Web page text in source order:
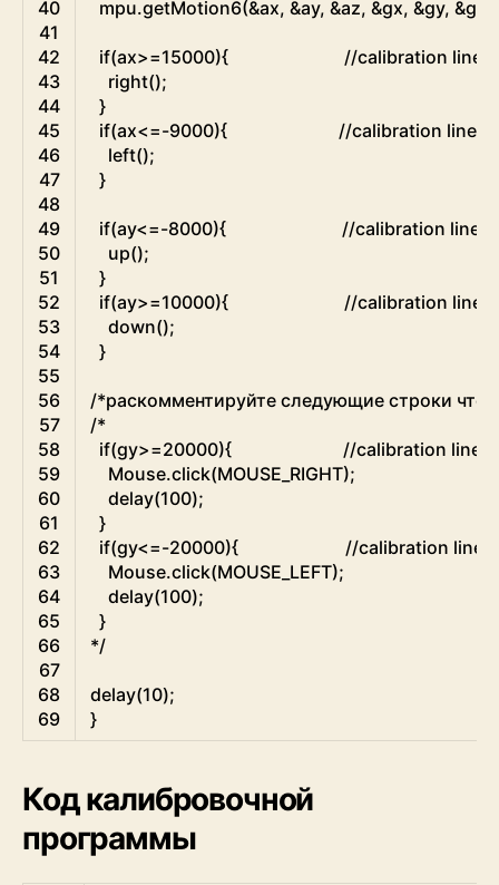
40
41
42
43
44
45
46
47
48
49
50
51
52
53
54
55
56
57
58
59
60
61
62
63
64
65
66
67
68
69
mpu.getMotion6(&ax, &ay, &az, &gx, &gy, &gz
if(ax>=15000){
//calibration line
right();
}
if(ax<=-9000){
//calibration line
left();
}
if(ay<=-8000){
//calibration line
up();
}
if(ay>=10000){
//calibration line
down();
}
/*раскомментируйте следующие строки
/*
if(gy>=20000){                         //calibration
Mouse.click(MOUSE_RIGHT);
delay(100);
}
if(gy<=-20000){                        //calibration line
Mouse.click(MOUSE_LEFT);
delay(100);
}
*/
delay(10);
}
Код калибровочной
программы